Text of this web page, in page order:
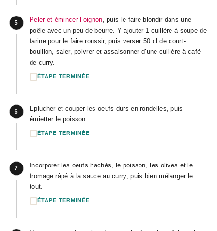
5 Peler et émincer l’oignon , puis le faire blondir dans une
poêle avec un peu de beurre. Y ajouter 1 cuillère à soupe de
farine pour le faire roussir, puis verser 50 cl de court-
bouillon, saler, poivrer et assaisonner d’une cuillère à café
de curry.
ÉTAPE TERMINÉE
6
Eplucher et couper les oeufs durs en rondelles, puis
émietter le poisson.
ÉTAPE TERMINÉE
7
Incorporer les oeufs hachés, le poisson, les olives et le
fromage râpé à la sauce au curry, puis bien mélanger le
tout.
ÉTAPE TERMINÉE